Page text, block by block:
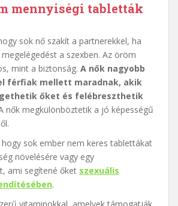
mennyiségi tabletták
sok nő szakít a partnerekkel, ha
a szexben. Az öröm
mint a biztonság. A nők nagyobb
férfiak mellett maradnak, akik
őket és felébreszthetik
nők megkülönböztetik a jó képességű
hogy sok ember nem keres tablettákat
növelésére vagy egy
ami segítené őket szexuális
.